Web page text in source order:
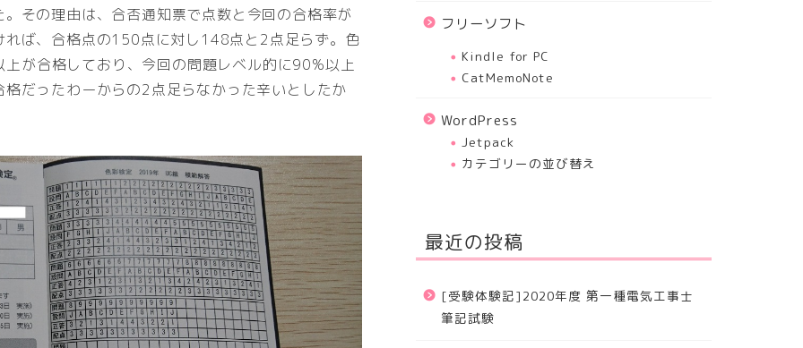
その理由は、合否通知票で点数と今回の合格率が
ば、合格点の150点に対し148点と2点足らず。色
が合格しており、今回の問題レベル的に90%以上
だったわーからの2点足らなかった辛いとしたか
フリーソフト
Kindle for PC
CatMemoNote
WordPress
Jetpack
カテゴリーの並び替え
最近の投稿
[受験体験記]2020年度 第一種電気工事士
筆記試験